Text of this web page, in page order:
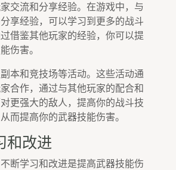
交流和分享经验。在游戏中，与
享经验，可以学习到更多的战斗
借鉴其他玩家的经验，你可以提
伤害。
本和竞技场等活动。这些活动通
合作，通过与其他玩家的配合和
更强大的敌人，提高你的战斗技
而提高你的武器技能伤害。
和改进
断学习和改进是提高武器技能伤